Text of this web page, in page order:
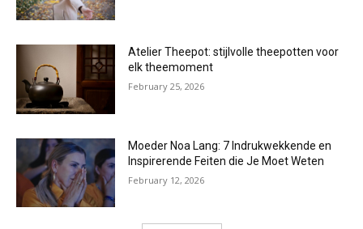
Atelier Theepot: stijlvolle theepotten voor
elk theemoment
February 25, 2026
Moeder Noa Lang: 7 Indrukwekkende en
Inspirerende Feiten die Je Moet Weten
February 12, 2026